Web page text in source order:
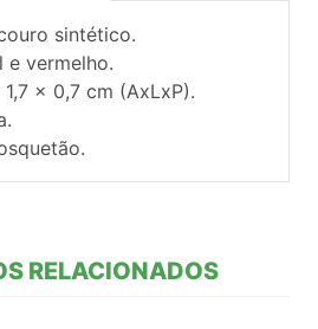
sintético.
e vermelho.
x 0,7 cm (AxLxP).
RELACIONADOS